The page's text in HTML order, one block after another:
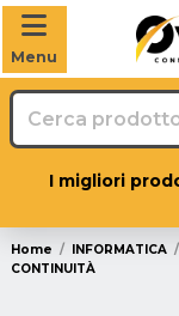
Menu
I migliori
Home INFORMATICA
CONTINUITÀ